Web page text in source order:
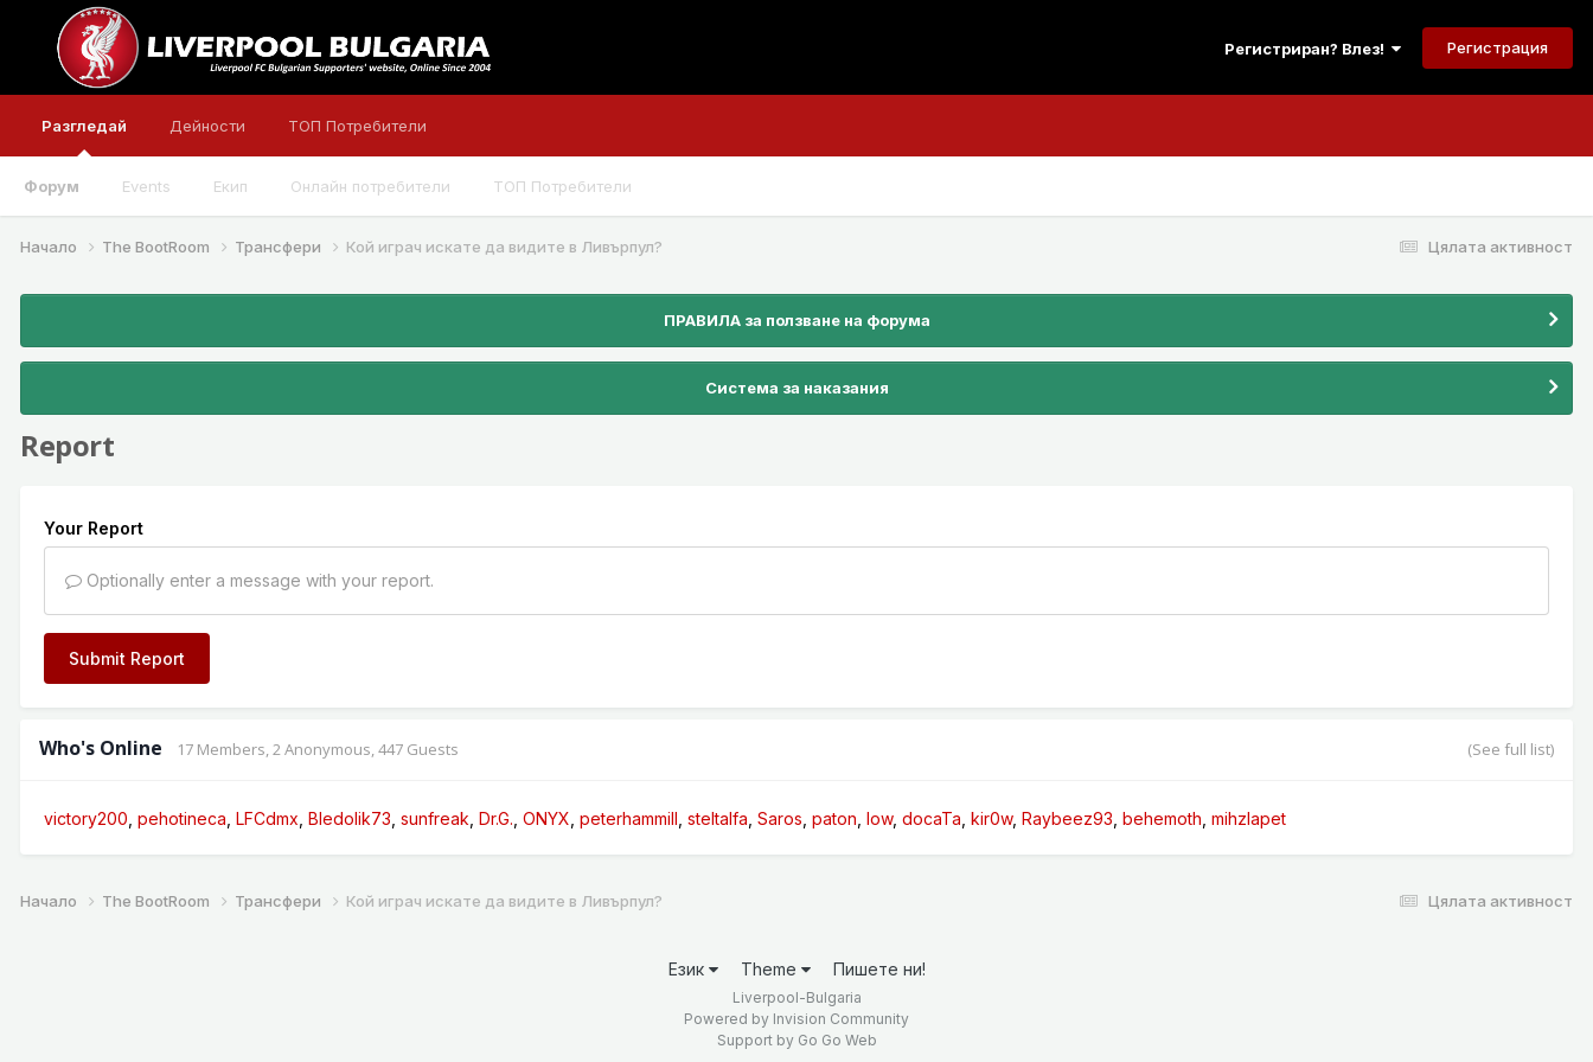
Регистриран? Влез! Регистрация
Разгледай
Форум Events Екип Онлайн потребители ТОП Потребители
Дейности ТОП Потребители
Цялата активност
Начало The BootRoom Трансфери Кой играч искате да видите в Ливърпул?
ПРАВИЛА за ползване на форума
Система за наказания
Report
Your Report
Optionally enter a message with your report.
Submit Report
Who's Online 17 Members, 2 Anonymous, 447 Guests (See full list)
victory200 pehotineca LFCdmx Bledolik73 sunfreak Dr.G. ONYX peterhammill steltalfa Saros paton low docaTa kir0w Raybeez93 behemoth mihzlapet
Цялата активност
Начало The BootRoom Трансфери Кой играч искате да видите в Ливърпул?
Език Theme Пишете ни!
Liverpool-Bulgaria
Powered by Invision Community
Support by Go Go Web